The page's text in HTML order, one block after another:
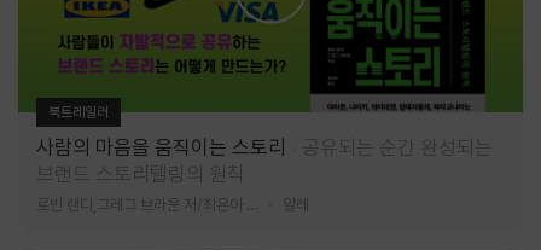
북트레일러
사람의 마음을 움직이는 스토리
공유되는 순간 완성되는
브랜드 스토리텔링의 원칙
알레